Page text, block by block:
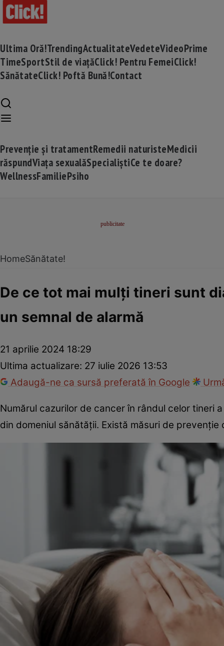
Ultima Oră!TrendingActualitateVedeteVideoPrime
TimeSportStil de viațăClick! Pentru FemeiClick!
SănătateClick! Poftă Bună!Contact
Prevenție și tratamentRemedii naturisteMedicii
răspundViața sexualăSpecialiștiCe te doare?
WellnessFamiliePsiho
HomeSănătate!
De ce tot mai mulți tineri sunt
un semnal de alarmă
21 aprilie 2024 18:29
Ultima actualizare: 27 iulie 2026 13:53
Adaugă-ne ca sursă preferată în Google
Numărul cazurilor de cancer în rândul celor tineri
din domeniul sănătății. Există măsuri de